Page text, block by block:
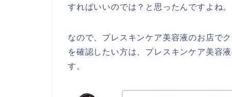
すればいいのでは？と思ったんですよね。
なので、プレスキンケア美容液のお店で
を確認したい方は、プレスキンケア美容
す。